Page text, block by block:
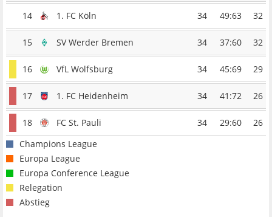
14 1. FC Köln 34 49:63 32
15 SV Werder Bremen 34 37:60 32
16 VfL Wolfsburg 34 45:69 29
17 1. FC Heidenheim 34 41:72 26
18 FC St. Pauli 34 29:60
26
Champions League
Europa League
Europa Conference League
Relegation
Abstieg